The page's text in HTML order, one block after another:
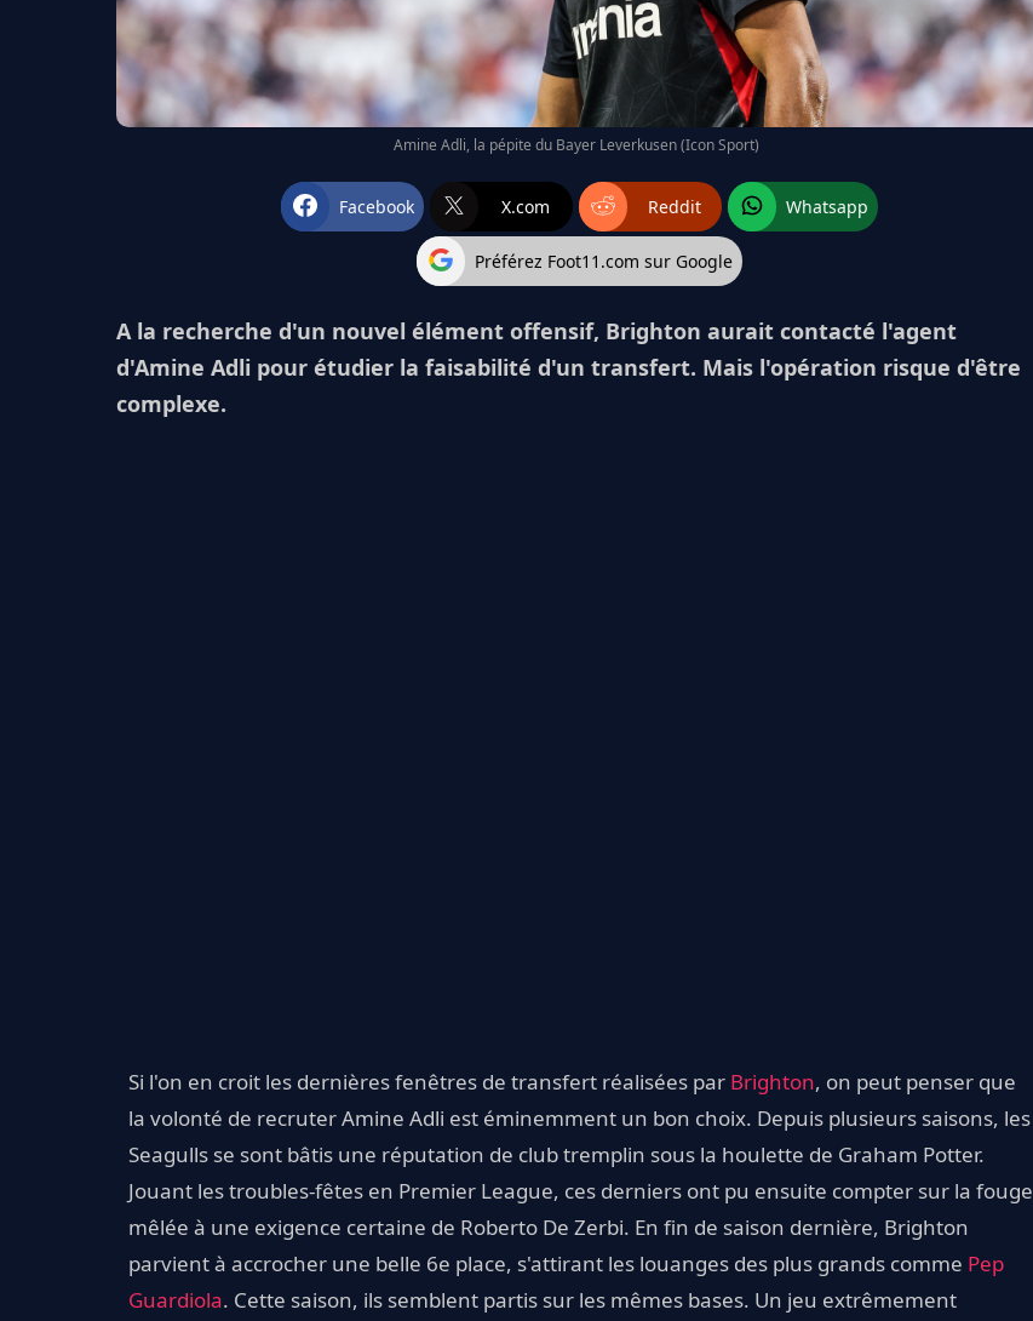
Amine Adli, la pépite du Bayer Leverkusen (Icon Sport)
Facebook X.com Reddit Whatsapp
Préférez Foot11.com sur Google
A la recherche d'un nouvel élément offensif, Brighton aurait contacté l'agent
d'Amine Adli pour étudier la faisabilité d'un transfert. Mais l'opération risque d'être
complexe.
Si l'on en croit les dernières fenêtres de transfert réalisées par Brighton, on peut penser que
la volonté de recruter Amine Adli est éminemment un bon choix. Depuis plusieurs saisons, les
Seagulls se sont bâtis une réputation de club tremplin sous la houlette de Graham Potter.
Jouant les troubles-fêtes en Premier League, ces derniers ont pu ensuite compter sur la fouge
mêlée à une exigence certaine de Roberto De Zerbi. En fin de saison dernière, Brighton
parvient à accrocher une belle 6e place, s'attirant les louanges des plus grands comme Pep
Guardiola. Cette saison, ils semblent partis sur les mêmes bases. Un jeu extrêmement